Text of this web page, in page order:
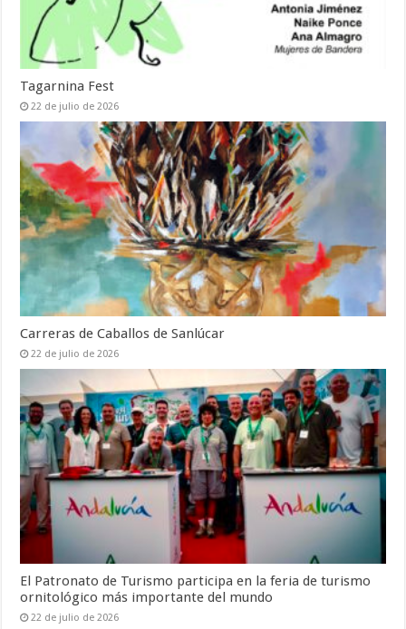
Tagarnina Fest
22 de julio de 2026
Carreras de Caballos de Sanlúcar
22 de julio de 2026
El Patronato de Turismo participa en la feria de turismo
ornitológico más importante del mundo
22 de julio de 2026